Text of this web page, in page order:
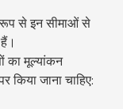
रूप से इन सीमाओं से
का मूल्यांकन
किया जाना चाहिए: